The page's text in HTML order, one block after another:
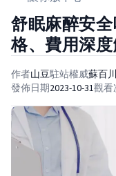
健康主題館
舒眠麻醉安
格、費用深
作者山豆駐站權威蘇百川
發佈日期2023-10-31觀看